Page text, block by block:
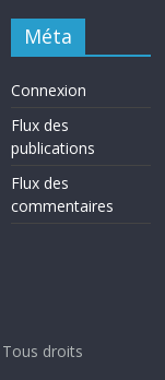
Méta
Connexion
Flux des
publications
Flux des
commentaires